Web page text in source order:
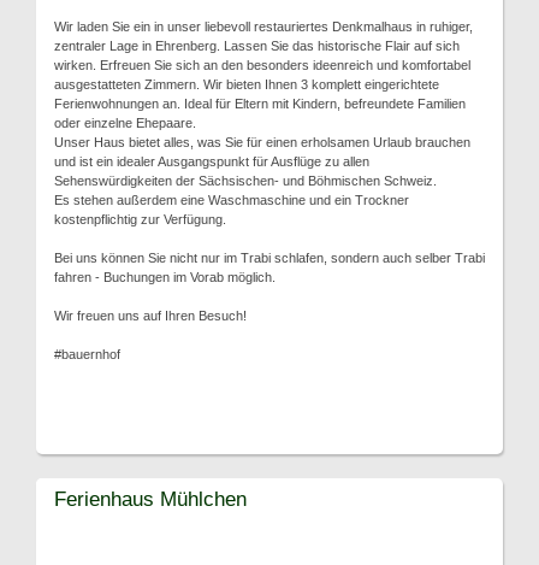
Wir laden Sie ein in unser liebevoll restauriertes Denkmalhaus in ruhiger,
zentraler Lage in Ehrenberg. Lassen Sie das historische Flair auf sich
wirken. Erfreuen Sie sich an den besonders ideenreich und komfortabel
ausgestatteten Zimmern. Wir bieten Ihnen 3 komplett eingerichtete
Ferienwohnungen an. Ideal für Eltern mit Kindern, befreundete Familien
oder einzelne Ehepaare.
Unser Haus bietet alles, was Sie für einen erholsamen Urlaub brauchen
und ist ein idealer Ausgangspunkt für Ausflüge zu allen
Sehenswürdigkeiten der Sächsischen- und Böhmischen Schweiz.
Es stehen außerdem eine Waschmaschine und ein Trockner
kostenpflichtig zur Verfügung.
Bei uns können Sie nicht nur im Trabi schlafen, sondern auch selber Trabi
fahren - Buchungen im Vorab möglich.
Wir freuen uns auf Ihren Besuch!
#bauernhof
Ferienhaus Mühlchen